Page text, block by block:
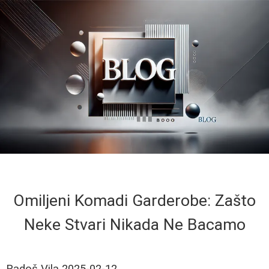
Omiljeni Komadi Garderobe: Zašto
Neke Stvari Nikada Ne Bacamo